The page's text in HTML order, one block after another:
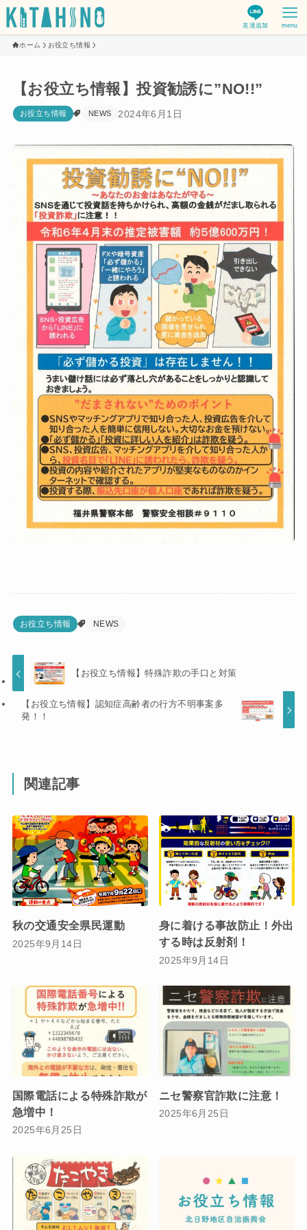
友達追加 menu
ホーム お役立ち情報
【お役立ち情報】投資勧誘に”NO!!”
お役立ち情報 NEWS 2024年6月1日
お役立ち情報 NEWS
【お役立ち情報】特殊詐欺の手口と対策
【お役立ち情報】認知症高齢者の行方不明事案多
発！！
関連記事
秋の交通安全県民運動
2025年9月14日
身に着ける事故防止！外出
する時は反射剤！
2025年9月14日
国際電話による特殊詐欺が
急増中！
2025年6月25日
ニセ警察官詐欺に注意！
2025年6月25日